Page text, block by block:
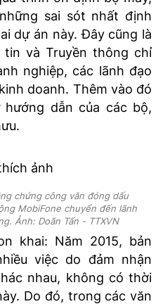
sai sót nhất định
dự án này. Đây cũng là
và Truyền thông chỉ
nghiệp, các lãnh đạo
doanh. Thêm vào đó
dẫn của các bộ,
chứng công văn đóng dấu
MobiFone chuyển đến lãnh
Ảnh: Doãn Tấn - TTXVN
khai: Năm 2015, bản
việc do đảm nhận
nhau, không có thời
Do đó, trong các văn